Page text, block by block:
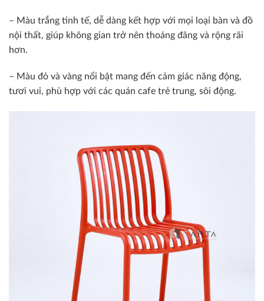
– Màu trắng tinh tế, dễ dàng kết hợp với mọi loại bàn và đồ
nội thất, giúp không gian trở nên thoáng đãng và rộng rãi
hơn.
– Màu đỏ và vàng nổi bật mang đến cảm giác năng động,
tươi vui, phù hợp với các quán cafe trẻ trung, sôi động.